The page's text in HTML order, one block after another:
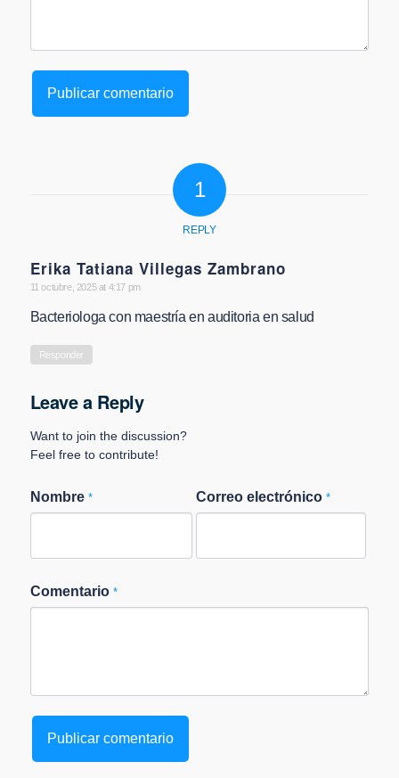
1
REPLY
Erika Tatiana Villegas Zambrano
says:
11 octubre, 2025 at 4:17 pm
Bacteriologa con maestría en auditoria en salud
Responder
Leave a Reply
Want to join the discussion?
Feel free to contribute!
Nombre * Correo electrónico*
Comentario *